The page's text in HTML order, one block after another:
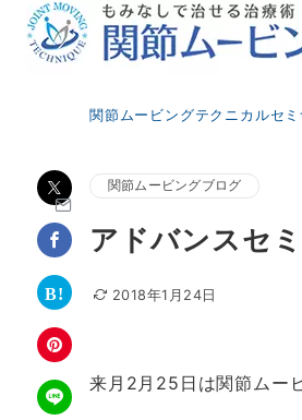
関節ムービングテクニカルセミ
関節ムービングブログ
アドバンスセ
2018年1月24日
来月2月25日は関節ムー